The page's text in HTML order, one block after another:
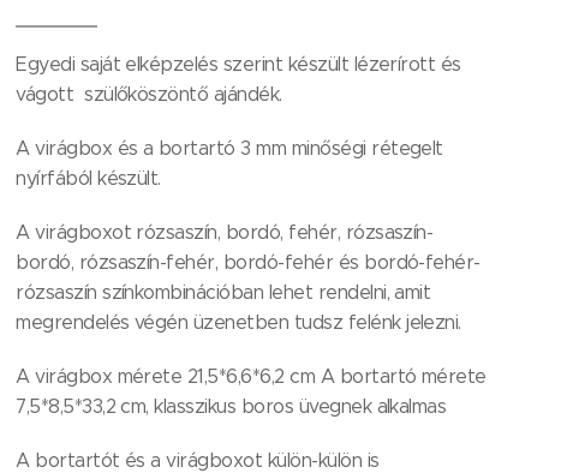
Egyedi saját elképzelés szerint készült lézerírott és
vágott szülőköszöntő ajándék.
A virágbox és a bortartó 3 mm minőségi rétegelt
nyírfából készült.
A virágboxot rózsaszín, bordó, fehér, rózsaszín-
bordó, rózsaszín-fehér, bordó-fehér és bordó-fehér-
rózsaszín színkombinációban lehet rendelni, amit
megrendelés végén üzenetben tudsz felénk jelezni.
A virágbox mérete 21,5*6,6*6,2 cm A bortartó mérete
7,5*8,5*33,2 cm, klasszikus boros üvegnek alkalmas
A bortartót és a virágboxot külön-külön is